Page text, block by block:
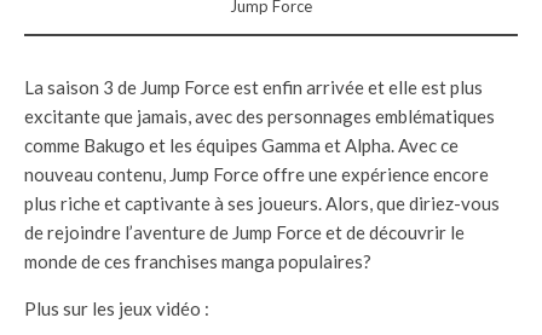
Jump Force
La saison 3 de Jump Force est enfin arrivée et elle est plus
excitante que jamais, avec des personnages emblématiques
comme Bakugo et les équipes Gamma et Alpha. Avec ce
nouveau contenu, Jump Force offre une expérience encore
plus riche et captivante à ses joueurs. Alors, que diriez-vous
de rejoindre l’aventure de Jump Force et de découvrir le
monde de ces franchises manga populaires?
Plus sur les jeux vidéo :